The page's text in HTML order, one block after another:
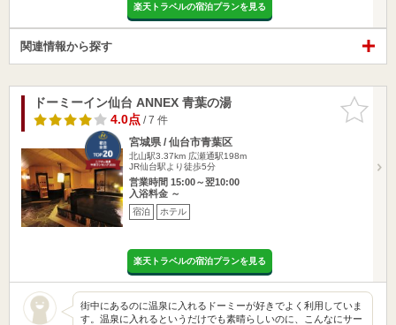
楽天トラベルの宿泊プランを見る
関連情報から探す
お気に入
りに追加
ドーミーイン仙台 ANNEX 青葉の湯
4.0点/ 7 件
宮城県 / 仙台市青葉区
北山駅3.37km 広瀬通駅198m
JR仙台駅より徒歩5分
営業時間 15:00～翌10:00
入浴料金 ～
宿泊 ホテル
楽天トラベルの宿泊プランを見る
街中にあるのに温泉に入れるドーミーが好きでよく利用していま
す。温泉に入れるというだけでも素晴らしいのに、こんなにサー